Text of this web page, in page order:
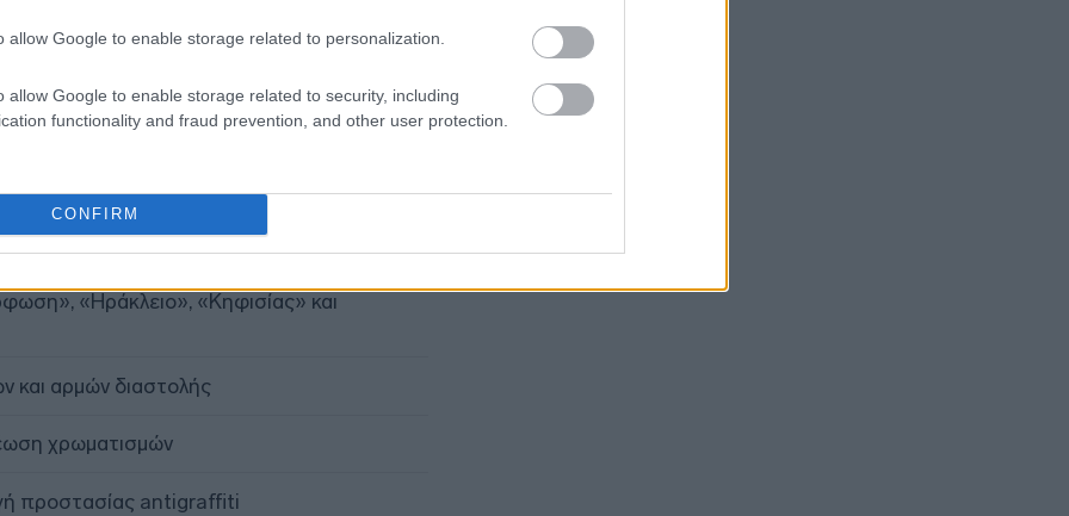
allow Google to enable storage related to personalization.
allow Google to enable storage related to security, including
functionality and fraud prevention, and other user protection.
CONFIRM
ευρώ (πλέον ΦΠΑ)
«Ηράκλειο», «Κηφισίας» και
και αρμών διαστολής
χρωματισμών
προστασίας antigraffiti